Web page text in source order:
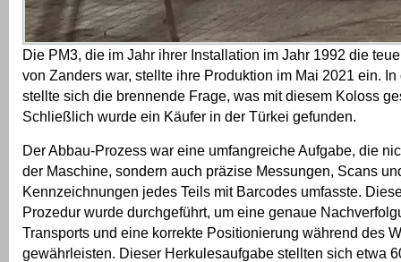
Die PM3, die im Jahr ihrer Installation im Jahr 1992 die
von Zanders war, stellte ihre Produktion im Mai 2021 ein.
stellte sich die brennende Frage, was mit diesem Koloss
Schließlich wurde ein Käufer in der Türkei gefunden.
Der Abbau-Prozess war eine umfangreiche Aufgabe, die
der Maschine, sondern auch präzise Messungen, Scans
Kennzeichnungen jedes Teils mit Barcodes umfasste.
Prozedur wurde durchgeführt, um eine genaue
Transports und eine korrekte Positionierung während des
gewährleisten. Dieser Herkulesaufgabe stellten sich etwa